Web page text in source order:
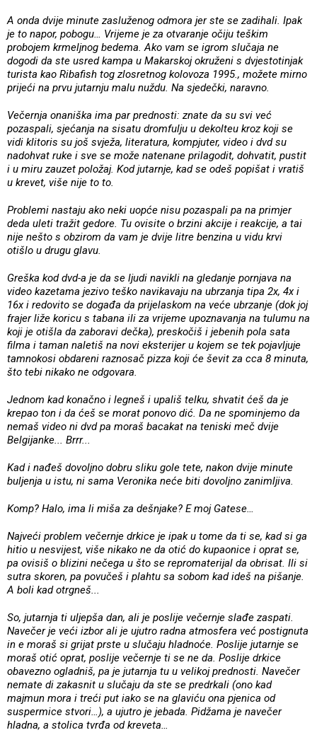
A onda dvije minute zasluženog odmora jer ste se zadihali. Ipak
je to napor, pobogu… Vrijeme je za otvaranje očiju teškim
probojem krmeljnog bedema. Ako vam se igrom slučaja ne
dogodi da ste usred kampa u Makarskoj okruženi s dvjestotinjak
turista kao Ribafish tog zlosretnog kolovoza 1995., možete mirno
prijeći na prvu jutarnju malu nuždu. Na sjedečki, naravno.
Večernja onaniška ima par prednosti: znate da su svi već
pozaspali, sjećanja na sisatu dromfulju u dekolteu kroz koji se
vidi klitoris su još svježa, literatura, kompjuter, video i dvd su
nadohvat ruke i sve se može natenane prilagodit, dohvatit, pustit
i u miru zauzet položaj. Kod jutarnje, kad se odeš popišat i vratiš
u krevet, više nije to to.
Problemi nastaju ako neki uopće nisu pozaspali pa na primjer
deda uleti tražit gedore. Tu ovisite o brzini akcije i reakcije, a tai
nije nešto s obzirom da vam je dvije litre benzina u vidu krvi
otišlo u drugu glavu.
Greška kod dvd-a je da se ljudi navikli na gledanje pornjava na
video kazetama jezivo teško navikavaju na ubrzanja tipa 2x, 4x i
16x i redovito se događa da prijelaskom na veće ubrzanje (dok joj
frajer liže koricu s tabana ili za vrijeme upoznavanja na tulumu na
koji je otišla da zaboravi dečka), preskočiš i jebenih pola sata
filma i taman naletiš na novi eksterijer u kojem se tek pojavljuje
tamnokosi obdareni raznosač pizza koji će ševit za cca 8 minuta,
što tebi nikako ne odgovara.
Jednom kad konačno i legneš i upališ telku, shvatit ćeš da je
krepao ton i da ćeš se morat ponovo dić. Da ne spominjemo da
nemaš video ni dvd pa moraš bacakat na teniski meč dvije
Belgijanke... Brrr...
Kad i nađeš dovoljno dobru sliku gole tete, nakon dvije minute
buljenja u istu, ni sama Veronika neće biti dovoljno zanimljiva.
Komp? Halo, ima li miša za dešnjake? E moj Gatese…
Najveći problem večernje drkice je ipak u tome da ti se, kad si ga
hitio u nesvijest, više nikako ne da otić do kupaonice i oprat se,
pa ovisiš o blizini nečega u što se repromaterijal da obrisat. Ili si
sutra skoren, pa povučeš i plahtu sa sobom kad ideš na pišanje.
A boli kad otrgneš...
So, jutarnja ti uljepša dan, ali je poslije večernje slađe zaspati.
Navečer je veći izbor ali je ujutro radna atmosfera već postignuta
in e moraš si grijat prste u slučaju hladnoće. Poslije jutarnje se
moraš otić oprat, poslije večernje ti se ne da. Poslije drkice
obavezno ogladniš, pa je jutarnja tu u velikoj prednosti. Navečer
nemate di zakasnit u slučaju da ste se predrkali (ono kad
majmun mora i treći put iako se na glaviću ona pjenica od
suspermice stvori…), a ujutro je jebada. Pidžama je navečer
hladna, a stolica tvrđa od kreveta…